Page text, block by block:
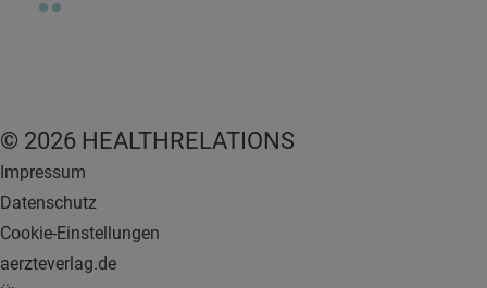
© 2026 HEALTHRELATIONS
Impressum
Datenschutz
Cookie-Einstellungen
aerzteverlag.de